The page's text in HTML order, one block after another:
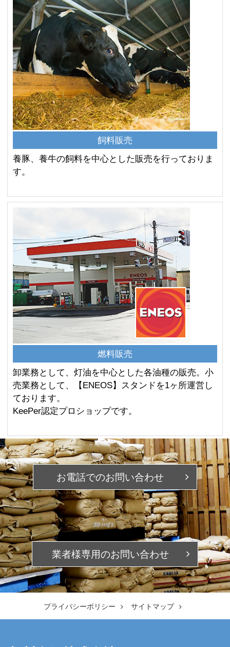
飼料販売
養豚、養牛の飼料を中心とした販売を行っておりま
す。
燃料販売
卸業務として、灯油を中心とした各油種の販売。小
売業務として、【ENEOS】スタンドを1ヶ所運営し
ております。
KeePer認定プロショップです。
お電話でのお問い合わせ
業者様専用のお問い合わせ
プライバシーポリシー サイトマップ